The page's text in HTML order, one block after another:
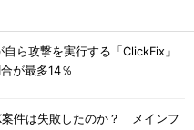
ら攻撃を実行する「ClickFix」
が最多14％
案件は失敗したのか？ メインフ